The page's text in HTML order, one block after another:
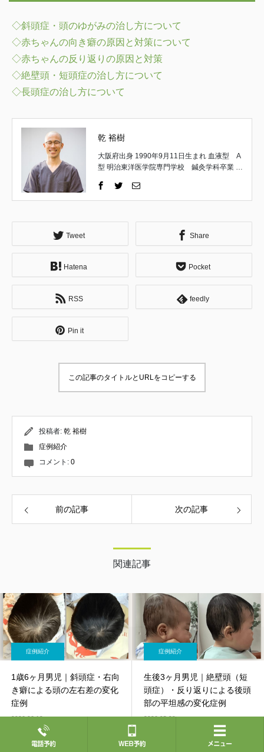
◇斜頭症・頭のゆがみの治し方について
◇赤ちゃんの向き癖の原因と対策について
◇赤ちゃんの反り返りの原因と対策
◇絶壁頭・短頭症の治し方について
◇長頭症の治し方について
乾 裕樹
大阪府出身 1990年9月11日生まれ 血液型 A
型 明治東洋医学院専門学校 鍼灸学科卒業 取
人 日本統合手技協会 理事 一般社団法人
日本統合手技協会 公認インストラクター 京
しての経歴） 高校卒業後、18歳で施術家の道
へ。 午前は鍼灸の専門学生として学び、午後
は地元の鍼灸整骨院で夜遅くまで勤務。 主に
施術方法を習得する。 ↓ 専門学校卒業後は不
妊症を専門とする鍼灸院にて修行。 婦人科疾
の方々へのアプローチ、東洋医学的な診察方
りほぐすだけでは根本的には良くならないこ
とを知る。 ↓ 妊産婦のお悩みを専門に扱う整
巡り合い、施術家としての頭打ちを感じる。
そんな折、現在の師匠である松本恒平と出会
う。 多くの施術家が見落としている原理原
れまで習得した技術や知識のバラバラだっ
た”点”が”線”で繋がる。 それをきっかけに、
辛い症状と闘う人たちの力になれることを確
業。
Tweet Share
Hatena Pocket
RSS feedly
Pin it
この記事のタイトルとURLをコピーする
投稿者: 乾 裕樹
症例紹介
コメント: 0
前の記事 次の記事
関連記事
症例紹介
1歳6ヶ月男児｜斜頭症・右向
き癖による頭の左右差の変化
症例
2026.06.13
症例紹介
生後3ヶ月男児｜絶壁頭（短
頭症）・反り返りによる後頭
部の平坦感の変化症例
2026.05.28